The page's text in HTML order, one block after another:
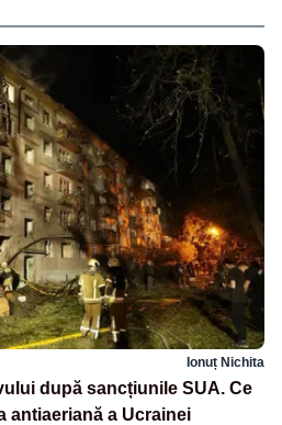
Ionuț Nichita
după sancțiunile SUA. Ce
antiaeriană a Ucrainei